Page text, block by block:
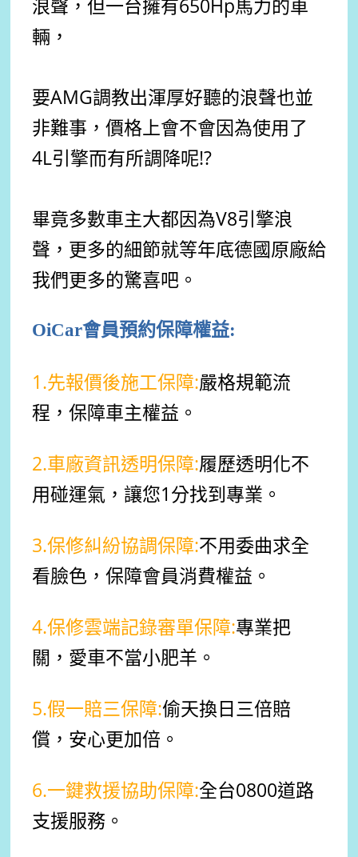
浪聲，但一台擁有650Hp馬力的車
輛，
要AMG調教出渾厚好聽的浪聲也並
非難事，價格上會不會因為使用了
4L引擎而有所調降呢!?
畢竟多數車主大都因為V8引擎浪
聲， 更多的細節就等年底德國原廠給
我們更多的驚喜吧。
OiCar會員預約保障權益:
1.先報價後施工保障:嚴格規範流
程，保障車主權益。
2.車廠資訊透明保障:履歷透明化不
用碰運氣，讓您1分找到專業。
3.保修糾紛協調保障:不用委曲求全
看臉色， 保障會員消費權益。
4.保修雲端記錄審單保障:專業把
關，愛車不當小肥羊。
5.假一賠三保障:偷天換日三倍賠
償，安心更加倍。
6.一鍵救援協助保障:全台0800道路
支援服務。